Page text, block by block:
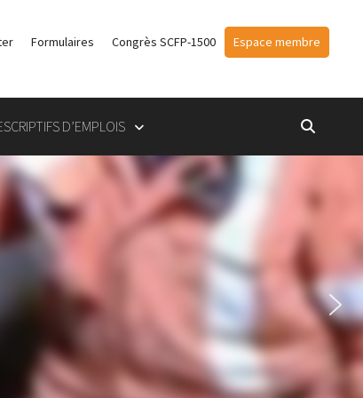
Formulaires Congrès SCFP-1500 Espace membre
D’EMPLOIS